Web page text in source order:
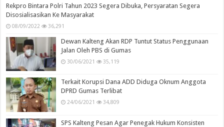
Rekpro Bintara Polri Tahun 2023 Segera Dibuka, Persyaratan Segera
Disosialisasikan Ke Masyarakat
08/09/2022 36,291
Dewan Kalteng Akan RDP Tuntut Status Penggunaan
Jalan Oleh PBS di Gumas
30/06/2021 35,119
Terkait Korupsi Dana ADD Diduga Oknum Anggota
DPRD Gumas Terlibat
24/06/2021 34,809
SPS Kalteng Pesan Agar Penegak Hukum Konsisten